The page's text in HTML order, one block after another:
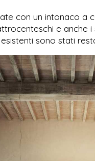
con un intonaco a
e
sono stati